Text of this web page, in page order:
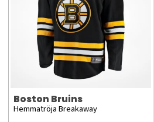
Boston Bruins
Hemmatröja Breakaway